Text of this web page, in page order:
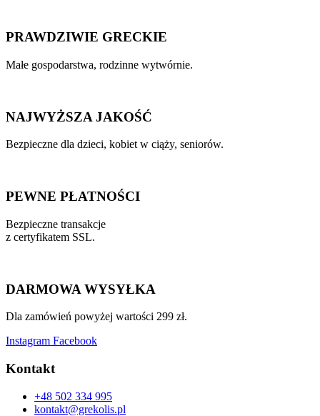
PRAWDZIWIE GRECKIE
Małe gospodarstwa, rodzinne wytwórnie.
NAJWYŻSZA JAKOŚĆ
Bezpieczne dla dzieci, kobiet w ciąży, seniorów.
PEWNE PŁATNOŚCI
Bezpieczne transakcje
z certyfikatem SSL.
DARMOWA WYSYŁKA
Dla zamówień powyżej wartości 299 zł.
Instagram Facebook
Kontakt
+48 502 334 995
kontakt@grekolis.pl